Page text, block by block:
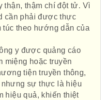
thận, thậm chí đột tử. Vì
cần phải được thực
túc theo hướng dẫn của
y được quảng cáo
miệng hoặc truyền
tiện truyền thông,
sự thực là hiệu
hiệu quả, khiến thiệt